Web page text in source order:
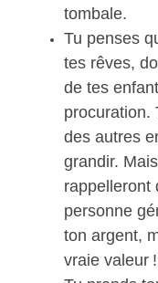
tombale.
Tu penses
tes rêves,
de tes
procuration.
des autres
grandir.
rappelleront
personne
ton argent,
vraie valeur !